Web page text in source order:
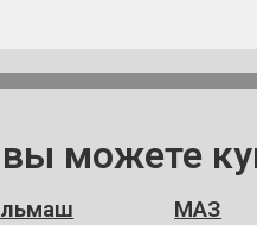
можете
МАЗ